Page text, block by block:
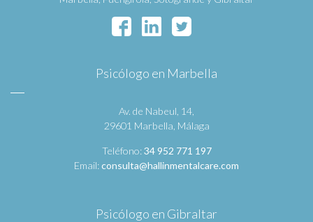
Psicólogo en Marbella
Av. de Nabeul, 14,
29601 Marbella, Málaga
Teléfono:34 952 771 197
Email:consulta@hallinmentalcare.com
Psicólogo en Gibraltar